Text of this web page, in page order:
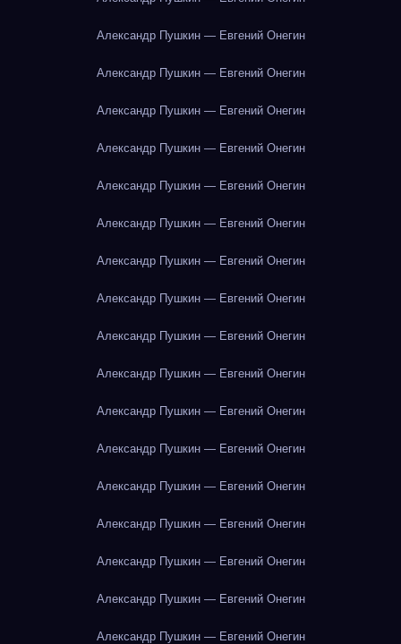
Александр Пушкин — Евгений Онегин
Александр Пушкин — Евгений Онегин
Александр Пушкин — Евгений Онегин
Александр Пушкин — Евгений Онегин
Александр Пушкин — Евгений Онегин
Александр Пушкин — Евгений Онегин
Александр Пушкин — Евгений Онегин
Александр Пушкин — Евгений Онегин
Александр Пушкин — Евгений Онегин
Александр Пушкин — Евгений Онегин
Александр Пушкин — Евгений Онегин
Александр Пушкин — Евгений Онегин
Александр Пушкин — Евгений Онегин
Александр Пушкин — Евгений Онегин
Александр Пушкин — Евгений Онегин
Александр Пушкин — Евгений Онегин
Александр Пушкин — Евгений Онегин